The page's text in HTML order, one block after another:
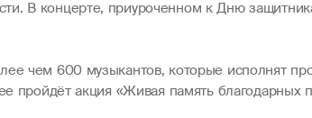
В концерте, приуроченном к Дню
чем 600 музыкантов, которые исполнят
пройдёт акция «Живая память благодарных